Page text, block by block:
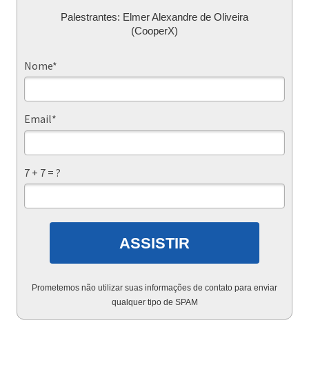
Palestrantes: Elmer Alexandre de Oliveira
(CooperX)
Nome*
Email*
7 + 7 = ?
ASSISTIR
Prometemos não utilizar suas informações de contato para enviar
qualquer tipo de SPAM